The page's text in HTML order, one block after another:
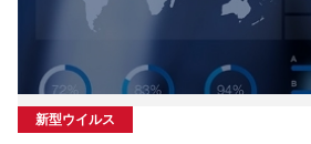
新型ウイルス